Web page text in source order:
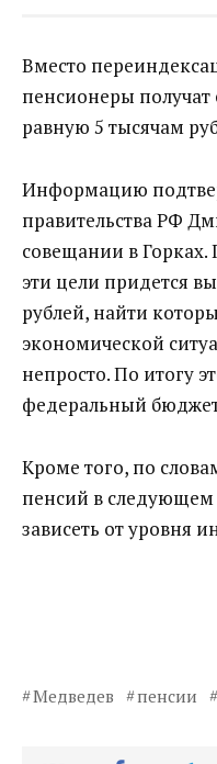
Вместо
пенсионеры
равную 5 тысячам
Информацию
правительства РФ
совещании в
эти цели придется
рублей, найти
экономической
непросто. По итогу
федеральный
Кроме того, по
пенсий в
зависеть от уровня
Медведев пенсии